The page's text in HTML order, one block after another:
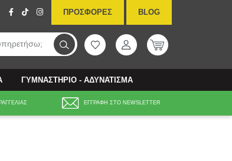
ΠΡΟΣΦΟΡΕΣ BLOG
ΓΥΜΝΑΣΤΗΡΙΟ - ΑΔΥΝΑΤΙΣΜΑ
ΕΓΓΡΑΦΗ ΣΤΟ NEWSLETTER